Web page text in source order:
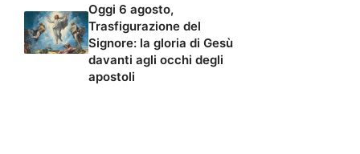
Oggi 6 agosto,
Trasfigurazione del
Signore: la gloria di Gesù
davanti agli occhi degli
apostoli